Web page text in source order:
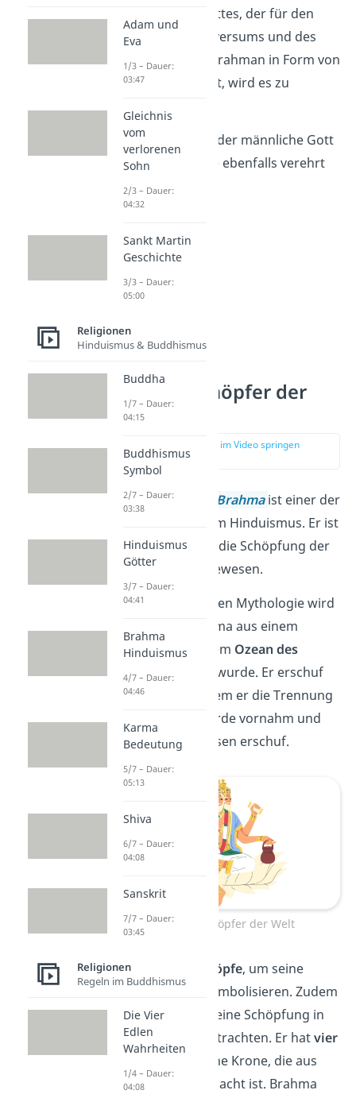
und formlosen Gottes, der für den
Ursprung des Universums und des
Seins steht. Wird Brahman in Form von
Göttern dargestellt, wird es zu
Schon gewusst?
Jeder männliche Gott
hat eine Gattin, die ebenfalls verehrt
wird.
Brahma, Schöpfer der
Welt
zur Stelle im Video springen
(01:10)
DerSchöpfergott Brahmaist einer der
drei Hauptgötter im Hinduismus. Er ist
verantwortlich für die Schöpfung der
Welt und aller Lebewesen.
In der hinduistischen Mythologie wird
erzählt, dass Brahma aus einem
goldenen Ei aus dem Ozean des
Nirwanageboren wurde. Er erschuf
dann die Welt, indem er die Trennung
von Himmel und Erde vornahm und
die ersten Lebewesen erschuf.
Brahma, Schöpfer der Welt
Brahma hat vier Köpfe, um seine
Allwissenheit zu symbolisieren. Zudem
kann er dadurch seine Schöpfung in
alle Richtungen betrachten. Er hatvier
Arme
und trägt eine Krone, die aus
fünf Schädeln gemacht ist. Brahma
Adam und
Eva
1/3 – Dauer:
03:47
Gleichnis
vom
verlorenen
Sohn
2/3 – Dauer:
04:32
Sankt Martin
Geschichte
3/3 – Dauer:
05:00
Religionen
Hinduismus & Buddhismus
Buddha
1/7 – Dauer:
04:15
Buddhismus
Symbol
2/7 – Dauer:
03:38
Hinduismus
Götter
3/7 – Dauer:
04:41
Brahma
Hinduismus
4/7 – Dauer:
04:46
Karma
Bedeutung
5/7 – Dauer:
05:13
Shiva
6/7 – Dauer:
04:08
Sanskrit
7/7 – Dauer:
03:45
Religionen
Regeln im Buddhismus
Die Vier
Edlen
Wahrheiten
1/4 – Dauer:
04:08